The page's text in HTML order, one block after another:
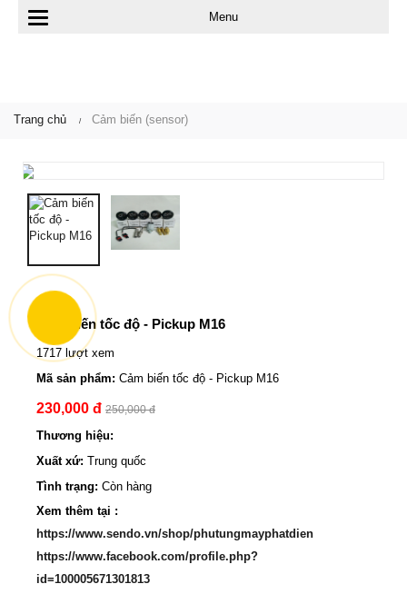
T
g
n
v
g
a
t
i
Menu
Trang chủ Cảm biến (sensor)
Cảm biến tốc độ - Pickup M16
1717 lượt xem
Mã sản phẩm: Cảm biến tốc độ - Pickup M16
230,000 đ 250,000 đ
Thương hiệu:
Xuất xứ: Trung quốc
Tình trạng: Còn hàng
Xem thêm tại :
https://www.sendo.vn/shop/phutungmayphatdien
https://www.facebook.com/profile.php?
id=100005671301813